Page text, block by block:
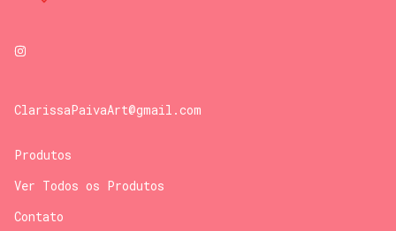
ClarissaPaivaArt@gmail.com
Produtos
Ver Todos os Produtos
Contato